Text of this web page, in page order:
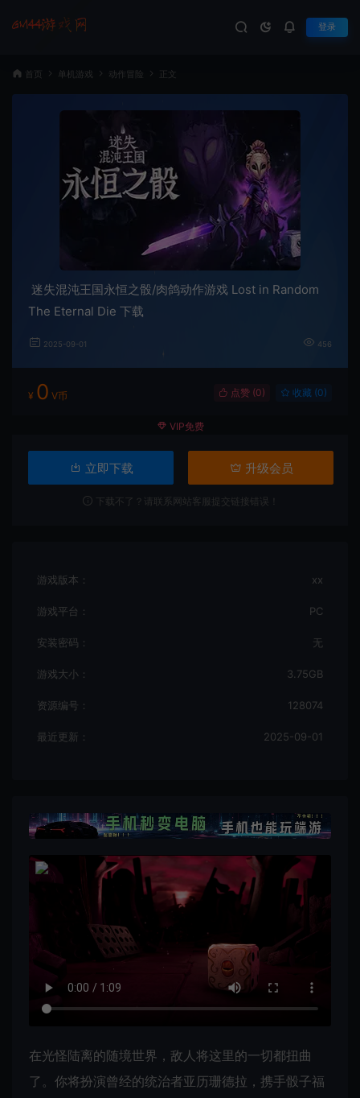
登录
首页 单机游戏 动作冒险 正文
迷失混沌王国永恒之骰/肉鸽动作游戏 Lost in Random
The Eternal Die 下载
2025-09-01 456
¥ 0 V币 点赞 (0) 收藏 (0)
VIP免费
立即下载 升级会员
下载不了？请联系网站客服提交链接错误！
游戏版本： xx
游戏平台： PC
安装密码： 无
游戏大小： 3.75GB
资源编号： 128074
最近更新： 2025-09-01
在光怪陆离的随境世界，敌人将这里的一切都扭曲
了。你将扮演曾经的统治者亚历珊德拉，携手骰子福